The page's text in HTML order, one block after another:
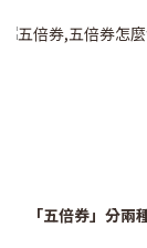
「五倍券」分